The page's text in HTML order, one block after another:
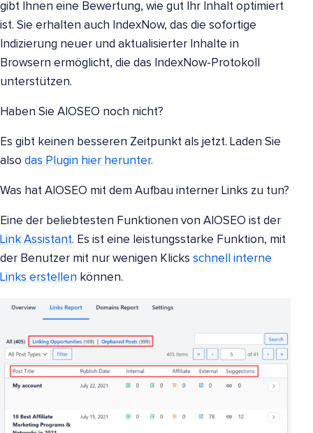
gibt Ihnen eine Bewertung, wie gut Ihr Inhalt optimiert
ist. Sie erhalten auch IndexNow, das die sofortige
Indizierung neuer und aktualisierter Inhalte in
Browsern ermöglicht, die das IndexNow-Protokoll
unterstützen.
Haben Sie AIOSEO noch nicht?
Es gibt keinen besseren Zeitpunkt als jetzt. Laden Sie
also das Plugin hier herunter.
Was hat AIOSEO mit dem Aufbau interner Links zu tun?
Eine der beliebtesten Funktionen von AIOSEO ist der
Link Assistant. Es ist eine leistungsstarke Funktion, mit
der Benutzer mit nur wenigen Klicks schnell interne
Links erstellen können.